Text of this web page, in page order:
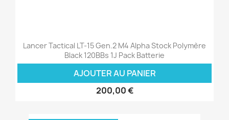
Lancer Tactical LT-15 Gen.2 M4 Alpha Stock Polymère
Black 120BBs 1J Pack Batterie
AJOUTER AU PANIER
200,00 €